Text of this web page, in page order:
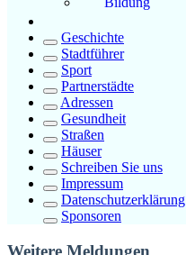
Geschichte
Stadtführer
Sport
Partnerstädte
Adressen
Gesundheit
Straßen
Häuser
Schreiben Sie uns
Impressum
Datenschutzerklärung
Sponsoren
Weitere Meldungen